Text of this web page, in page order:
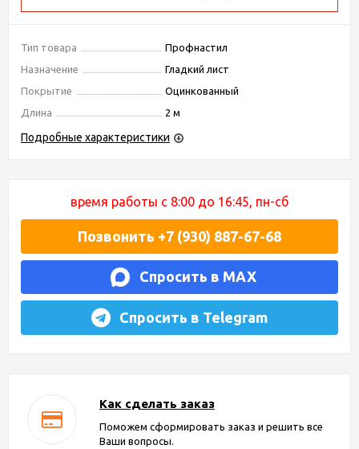
Тип товара
Профнастил
Назначение
Гладкий лист
Покрытие
Оцинкованный
Длина
2 м
Подробные характеристики
время работы с 8:00 до 16:45, пн-сб
Позвонить +7 (930) 887-67-68
Спросить в MAX
Спросить в Telegram
Как сделать заказ
Поможем сформировать заказ и решить все
Ваши вопросы.